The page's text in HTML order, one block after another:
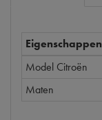
Eigenschappen
Model Citroën
Maten